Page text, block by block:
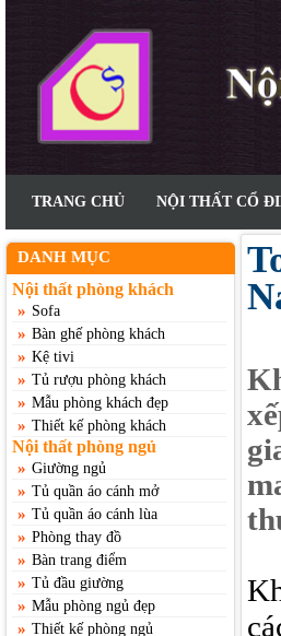
TRANG CHỦ NỘI THẤT CỔ
DANH MỤC
Nội thất phòng khách
» Sofa
» Bàn ghế phòng khách
» Kệ tivi
» Tủ rượu phòng khách
» Mẫu phòng khách đẹp
» Thiết kế phòng khách
Nội thất phòng ngủ
» Giường ngủ
» Tủ quần áo cánh mở
» Tủ quần áo cánh lùa
» Phòng thay đồ
» Bàn trang điểm
» Tủ đầu giường
» Mẫu phòng ngủ đẹp
» Thiết kế phòng ngủ